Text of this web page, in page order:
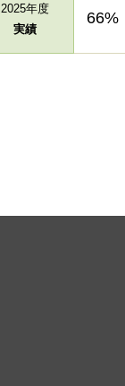
2025年度
実績
66%